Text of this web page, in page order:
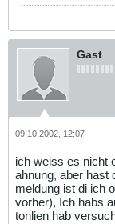
Gast
09.10.2002, 12:07
ich weiss es nicht
ahnung, aber hast
meldung ist di ich
vorher), Ich habs
tonlien hab